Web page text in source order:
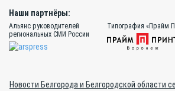
Наши партнёры:
Альянс руководителей
региональных СМИ России
Типография «Прайм
Новости Белгорода и Белгородской области